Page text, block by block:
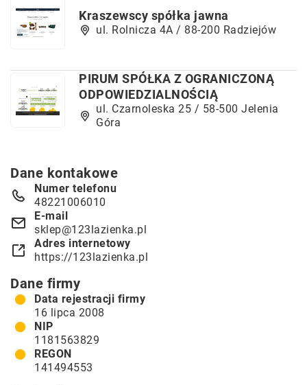
Kraszewscy spółka jawna
ul. Rolnicza 4A / 88-200 Radziejów
PIRUM SPÓŁKA Z OGRANICZONĄ
ODPOWIEDZIALNOŚCIĄ
ul. Czarnoleska 25 / 58-500 Jelenia
Góra
Dane kontakowe
Numer telefonu
48221006010
E-mail
sklep@123lazienka.pl
Adres internetowy
https://123lazienka.pl
Dane firmy
Data rejestracji firmy
16 lipca 2008
NIP
1181563829
REGON
141494553